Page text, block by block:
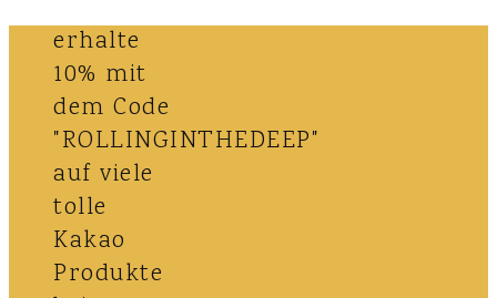
erhalte
10% mit
dem Code
"ROLLINGINTHEDEEP"
auf viele
tolle
Kakao
Produkte